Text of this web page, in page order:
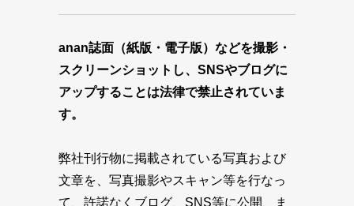
anan誌面（紙版・電子版）などを撮影・
スクリーンショットし、SNSやブログに
アップすることは法律で禁止されていま
す。
弊社刊行物に掲載されている写真および
文章を、写真撮影やスキャン等を行なっ
て、許諾なくブログ、SNS等に公開、ま